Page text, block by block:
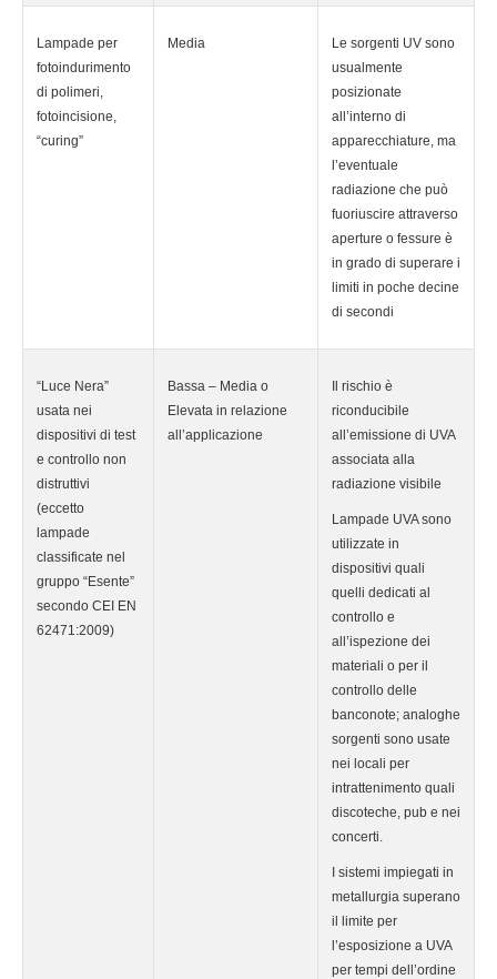
Lampade per
fotoindurimento
di polimeri,
fotoincisione,
“curing”
Media
Le sorgenti UV sono
usualmente
posizionate
all’interno di
apparecchiature, ma
l’eventuale
radiazione che può
fuoriuscire attraverso
aperture o fessure è
in grado di superare i
limiti in poche decine
di secondi
“Luce Nera”
usata nei
dispositivi di test
e controllo non
distruttivi
(eccetto
lampade
classificate nel
gruppo “Esente”
secondo CEI EN
62471:2009)
Bassa – Media o
Elevata in relazione
all’applicazione
Il rischio è
riconducibile
all’emissione di UVA
associata alla
radiazione visibile
Lampade UVA sono
utilizzate in
dispositivi quali
quelli dedicati al
controllo e
all’ispezione dei
materiali o per il
controllo delle
banconote; analoghe
sorgenti sono usate
nei locali per
intrattenimento quali
discoteche, pub e nei
concerti.
I sistemi impiegati in
metallurgia superano
il limite per
l’esposizione a UVA
per tempi dell’ordine